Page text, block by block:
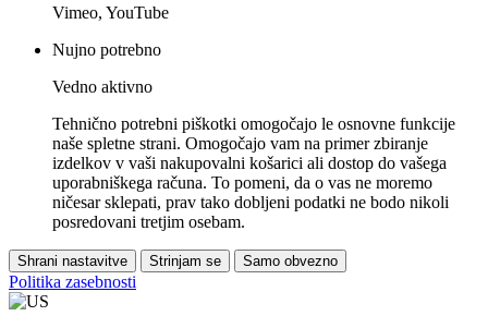
Vimeo, YouTube
Nujno potrebno
Vedno aktivno
Tehnično potrebni piškotki omogočajo le osnovne funkcije
naše spletne strani. Omogočajo vam na primer zbiranje
izdelkov v vaši nakupovalni košarici ali dostop do vašega
uporabniškega računa. To pomeni, da o vas ne moremo
ničesar sklepati, prav tako dobljeni podatki ne bodo nikoli
posredovani tretjim osebam.
Shrani nastavitve Strinjam se Samo obvezno
Politika zasebnosti